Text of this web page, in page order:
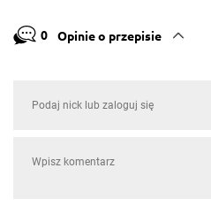
0 Opinie o przepisie